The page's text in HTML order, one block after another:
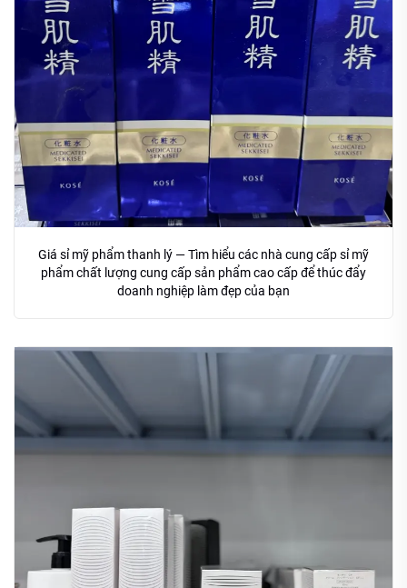
Giá sỉ mỹ phẩm thanh lý — Tìm hiểu các nhà cung cấp sỉ mỹ
phẩm chất lượng cung cấp sản phẩm cao cấp để thúc đẩy
doanh nghiệp làm đẹp của bạn